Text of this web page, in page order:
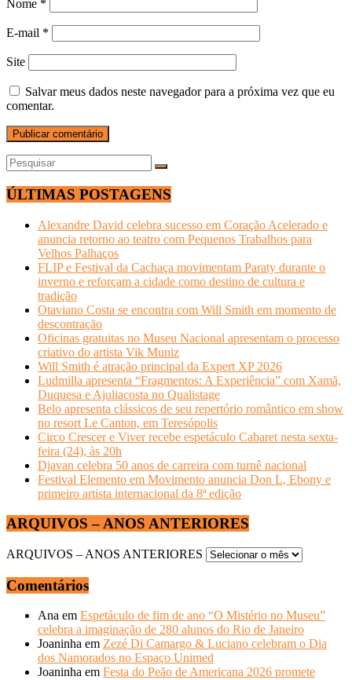
Nome *
E-mail *
Site
Salvar meus dados neste navegador para a próxima vez que eu
comentar.
ÚLTIMAS POSTAGENS
Alexandre David celebra sucesso em Coração Acelerado e
anuncia retorno ao teatro com Pequenos Trabalhos para
Velhos Palhaços
FLIP e Festival da Cachaça movimentam Paraty durante o
inverno e reforçam a cidade como destino de cultura e
tradição
Otaviano Costa se encontra com Will Smith em momento de
descontração
Oficinas gratuitas no Museu Nacional apresentam o processo
criativo do artista Vik Muniz
Will Smith é atração principal da Expert XP 2026
Ludmilla apresenta “Fragmentos: A Experiência” com Xamã,
Duquesa e Ajuliacosta no Qualistage
Belo apresenta clássicos de seu repertório romântico em show
no resort Le Canton, em Teresópolis
Circo Crescer e Viver recebe espetáculo Cabaret nesta sexta-
feira (24), às 20h
Djavan celebra 50 anos de carreira com turnê nacional
Festival Elemento em Movimento anuncia Don L, Ebony e
primeiro artista internacional da 8ª edição
ARQUIVOS – ANOS ANTERIORES
ARQUIVOS – ANOS ANTERIORES
Comentários
Ana em Espetáculo de fim de ano “O Mistério no Museu”
celebra a imaginação de 280 alunos do Rio de Janeiro
Joaninha em Zezé Di Camargo & Luciano celebram o Dia
dos Namorados no Espaço Unimed
Joaninha em Festa do Peão de Americana 2026 promete